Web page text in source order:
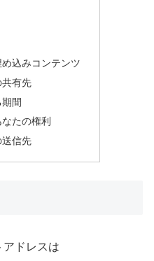
込みコンテンツ
有先
間
たの権利
信先
アドレスは